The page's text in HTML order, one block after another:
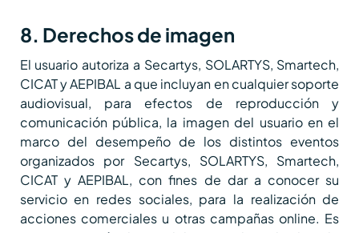
8. Derechos de imagen
El usuario autoriza a Secartys, SOLARTYS, Smartech,
CICAT y AEPIBAL a que incluyan en cualquier soporte
audiovisual, para efectos de reproducción y
comunicación pública, la imagen del usuario en el
marco del desempeño de los distintos eventos
organizados por Secartys, SOLARTYS, Smartech,
CICAT y AEPIBAL, con fines de dar a conocer su
servicio en redes sociales, para la realización de
acciones comerciales u otras campañas online. Es